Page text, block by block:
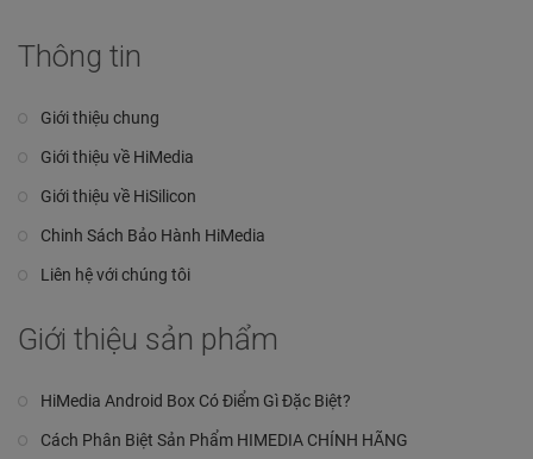
Thông tin
Giới thiệu chung
Giới thiệu về HiMedia
Giới thiệu về HiSilicon
Chinh Sách Bảo Hành HiMedia
Liên hệ với chúng tôi
Giới thiệu sản phẩm
HiMedia Android Box Có Điểm Gì Đặc Biệt?
Cách Phân Biệt Sản Phẩm HIMEDIA CHÍNH HÃNG